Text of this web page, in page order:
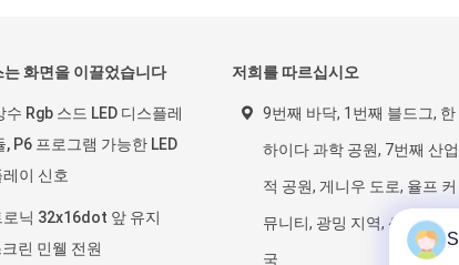
는 화면을 이끌었습니다
수 Rgb 스드 LED 디스플레
, P6 프로그램 가능한 LED
이 신호
로닉 32x16dot 앞 유지
크린 민웰 전원
저희를 따르십시오
9번째 바닥, 1번째 블드그, 한
하이다 과학 공원, 7번째 산업
적 공원, 게니우 도로, 율프 커
뮤니티, 광밍 지역, 센즈헨, 중
국